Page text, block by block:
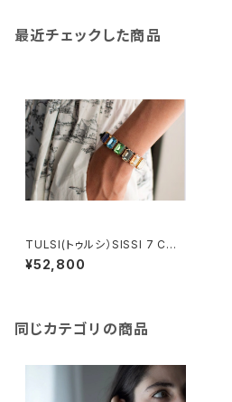
最近チェックした商品
TULSI(トゥルシ）SISSI 7 COL
ORS マルチカラー
¥52,800
同じカテゴリの商品